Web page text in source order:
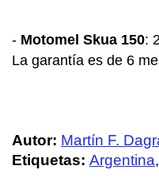
- Motomel Skua 150:
La garantía es de 6
Autor: Martín F.
Etiquetas: Argentina,